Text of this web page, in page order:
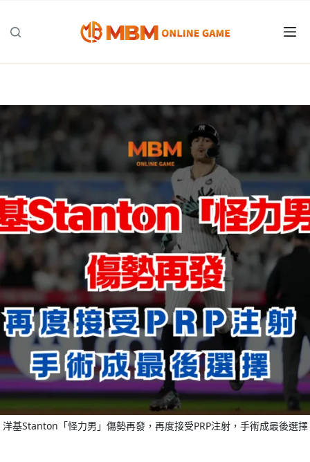
洋基Stanton「怪力男」傷勢再發，再度接受PRP注射，手術成最後選擇